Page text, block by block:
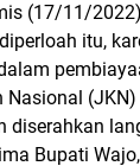
(17/11/
itu,
diserahkan
Bupati